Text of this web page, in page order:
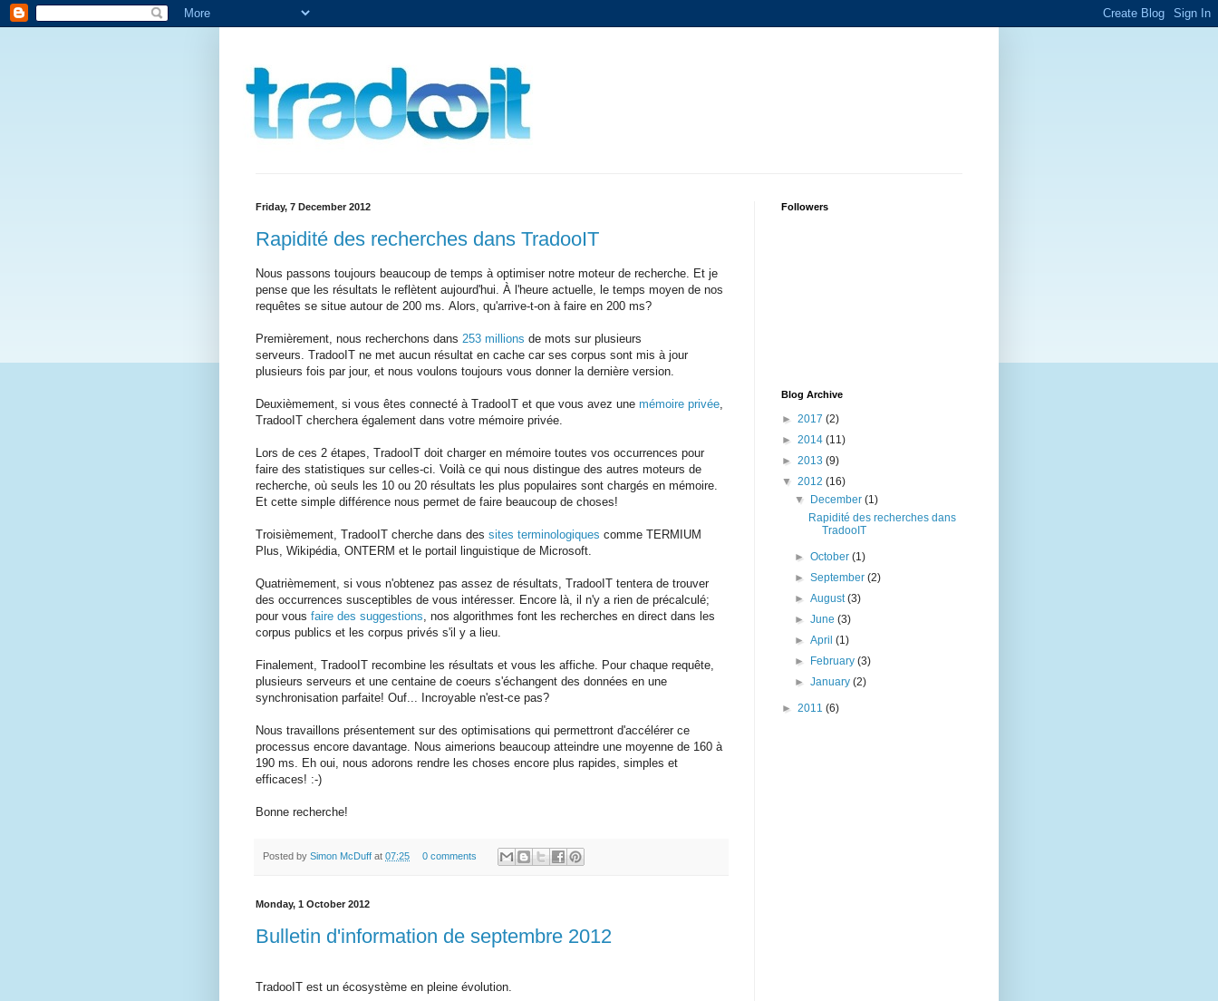
Friday, 7 December 2012
Rapidité des recherches dans TradooIT
Nous passons toujours beaucoup de temps à optimiser notre moteur de recherche. Et je
pense que les résultats le reflètent aujourd'hui. À l'heure actuelle, le temps moyen de nos
requêtes se situe autour de 200 ms. Alors, qu'arrive-t-on à faire en 200 ms?
Premièrement, nous recherchons dans 253 millions de mots sur plusieurs
serveurs. TradooIT ne met aucun résultat en cache car ses corpus sont mis à jour
plusieurs fois par jour, et nous voulons toujours vous donner la dernière version.
Deuxièmement, si vous êtes connecté à TradooIT et que vous avez une mémoire privée
TradooIT cherchera également dans votre mémoire privée.
Lors de ces 2 étapes, TradooIT doit charger en mémoire toutes vos occurrences pour
faire des statistiques sur celles-ci. Voilà ce qui nous distingue des autres moteurs de
recherche, où seuls les 10 ou 20 résultats les plus populaires sont chargés en mémoire.
Et cette simple différence nous permet de faire beaucoup de choses!
Troisièmement, TradooIT cherche dans des sites terminologiques comme TERMIUM
Plus, Wikipédia, ONTERM et le portail linguistique de Microsoft.
Quatrièmement, si vous n'obtenez pas assez de résultats, TradooIT tentera de trouver
des occurrences susceptibles de vous intéresser. Encore là, il n'y a rien de précalculé;
pour vous faire des suggestions , nos algorithmes font les recherches en direct dans les
corpus publics et les corpus privés s'il y a lieu.
Finalement, TradooIT recombine les résultats et vous les affiche. Pour chaque requête,
plusieurs serveurs et une centaine de coeurs s'échangent des données en une
synchronisation parfaite! Ouf... Incroyable n'est-ce pas?
Nous travaillons présentement sur des optimisations qui permettront d'accélérer ce
processus encore davantage. Nous aimerions beaucoup atteindre une moyenne de 160 à
190 ms. Eh oui, nous adorons rendre les choses encore plus rapides, simples et
efficaces! :-)
Bonne recherche!
Posted by Simon McDuff at 07:25 0 comments
Monday, 1 October 2012
Bulletin d'information de septembre 2012
TradooIT est un écosystème en pleine évolution.
Followers
Blog Archive
► 2017 (2)
► 2014 (11)
► 2013 (9)
▼ 2012 (16)
▼
December(1)
Rapidité des recherches dans
TradooIT
►October(1)
►September(2)
►August(3)
►June(3)
►April(1)
►
February(3)
►January(2)
► 2011 (6)